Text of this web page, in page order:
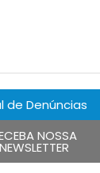
de Denúncias
NOSSA
NEWSLETTER